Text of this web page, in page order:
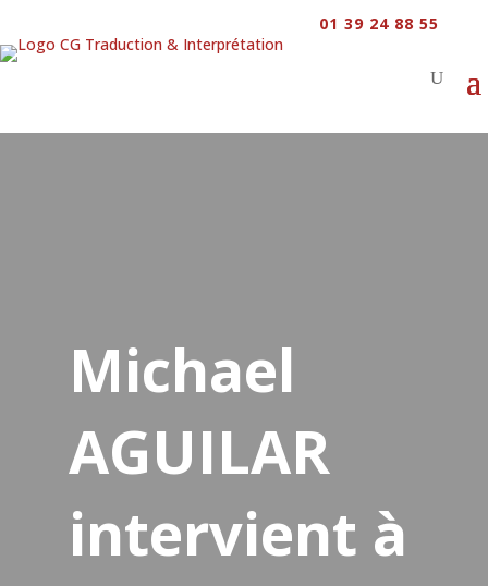
01 39 24 88 55
Michael
AGUILAR
intervient à